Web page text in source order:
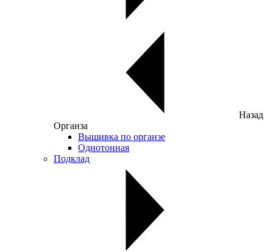
Назад
Органза
Вышивка по органзе
Однотонная
Подклад